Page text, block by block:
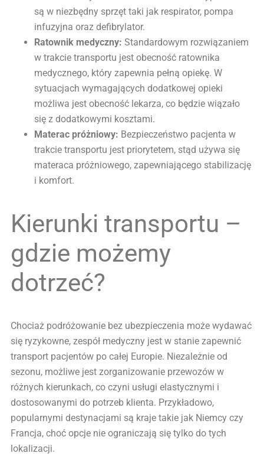
są w niezbędny sprzęt taki jak respirator, pompa
infuzyjna oraz defibrylator.
Ratownik medyczny: Standardowym rozwiązaniem
w trakcie transportu jest obecność ratownika
medycznego, który zapewnia pełną opiekę. W
sytuacjach wymagających dodatkowej opieki
możliwa jest obecność lekarza, co będzie wiązało
się z dodatkowymi kosztami.
Materac próżniowy: Bezpieczeństwo pacjenta w
trakcie transportu jest priorytetem, stąd używa się
materaca próżniowego, zapewniającego stabilizację
i komfort.
Kierunki transportu –
gdzie możemy
dotrzeć?
Chociaż podróżowanie bez ubezpieczenia może wydawać
się ryzykowne, zespół medyczny jest w stanie zapewnić
transport pacjentów po całej Europie. Niezależnie od
sezonu, możliwe jest zorganizowanie przewozów w
różnych kierunkach, co czyni usługi elastycznymi i
dostosowanymi do potrzeb klienta. Przykładowo,
popularnymi destynacjami są kraje takie jak Niemcy czy
Francja, choć opcje nie ograniczają się tylko do tych
lokalizacji.